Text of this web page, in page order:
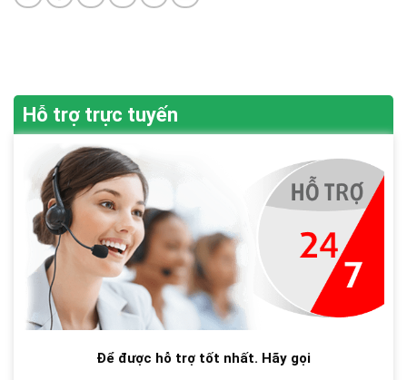
Hỗ trợ trực tuyến
Để được hỗ trợ tốt nhất. Hãy gọi